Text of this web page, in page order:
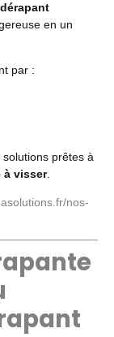
en un
par :
prêtes à
à visser.
nos-